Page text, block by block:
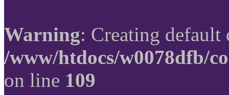
Warning: Creating
/www/htdocs/w0078dfb/
on line 109